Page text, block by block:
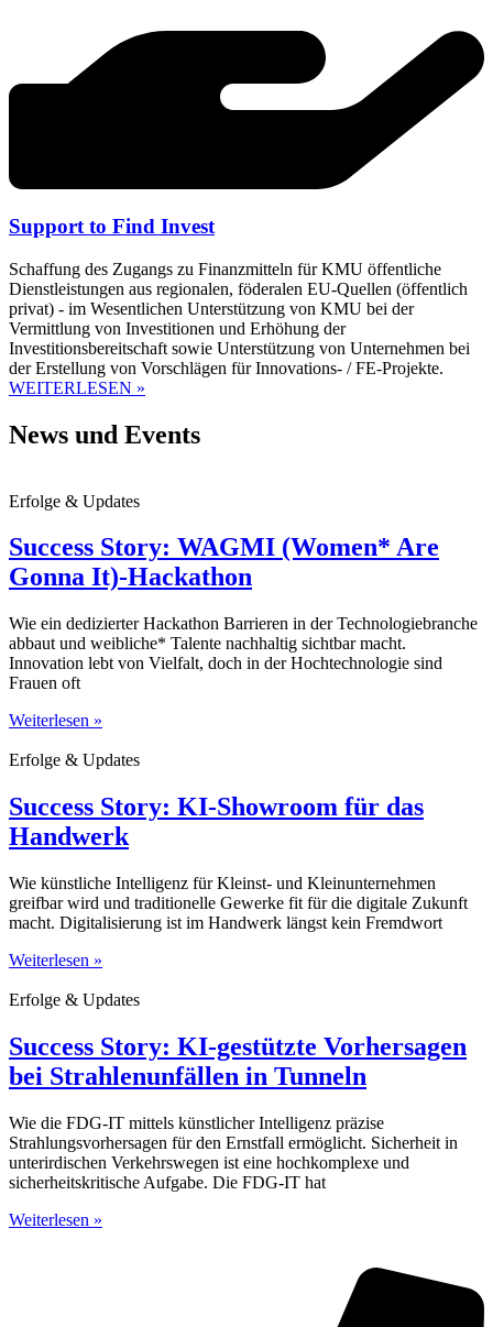
Support to Find Invest
Schaffung des Zugangs zu Finanzmitteln für KMU öffentliche
Dienstleistungen aus regionalen, föderalen EU-Quellen (öffentlich
privat) - im Wesentlichen Unterstützung von KMU bei der
Vermittlung von Investitionen und Erhöhung der
Investitionsbereitschaft sowie Unterstützung von Unternehmen bei
der Erstellung von Vorschlägen für Innovations- / FE-Projekte.
WEITERLESEN »
News und Events
Erfolge & Updates
Success Story: WAGMI (Women* Are
Gonna It)-Hackathon
Wie ein dedizierter Hackathon Barrieren in der Technologiebranche
abbaut und weibliche* Talente nachhaltig sichtbar macht.
Innovation lebt von Vielfalt, doch in der Hochtechnologie sind
Frauen oft
Weiterlesen »
Erfolge & Updates
Success Story: KI-Showroom für das
Handwerk
Wie künstliche Intelligenz für Kleinst- und Kleinunternehmen
greifbar wird und traditionelle Gewerke fit für die digitale Zukunft
macht. Digitalisierung ist im Handwerk längst kein Fremdwort
Weiterlesen »
Erfolge & Updates
Success Story: KI-gestützte Vorhersagen
bei Strahlenunfällen in Tunneln
Wie die FDG-IT mittels künstlicher Intelligenz präzise
Strahlungsvorhersagen für den Ernstfall ermöglicht. Sicherheit in
unterirdischen Verkehrswegen ist eine hochkomplexe und
sicherheitskritische Aufgabe. Die FDG-IT hat
Weiterlesen »